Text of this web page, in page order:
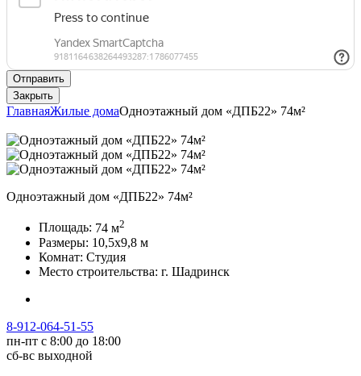
Отправить
Закрыть
ГлавнаяЖилые домаОдноэтажный дом «ДПБ22» 74м²
Одноэтажный дом «ДПБ22» 74м²
Площадь: 74 м2
Размеры: 10,5x9,8 м
Комнат: Студия
Место строительства: г. Шадринск
8-912-064-51-55
пн-пт с 8:00 до 18:00
сб-вс выходной